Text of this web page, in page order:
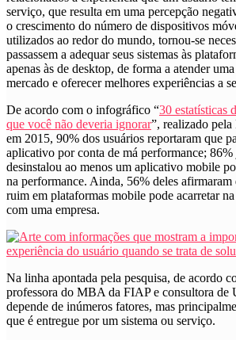
serviço, que resulta em uma percepção
o crescimento do número de dispositivos
utilizados ao redor do mundo, tornou-se
passassem a adequar seus sistemas às
apenas às de desktop, de forma a atender
mercado e oferecer melhores experiências a
De acordo com o infográfico “30 estatísticas
que você não deveria ignorar”, realizado
em 2015, 90% dos usuários reportaram que
aplicativo por conta de má performance; 86%
desinstalou ao menos um aplicativo mobile
na performance. Ainda, 56% deles afirmaram
ruim em plataformas mobile pode acarretar
com uma empresa.
Na linha apontada pela pesquisa, de acordo
professora do MBA da FIAP e consultora de
depende de inúmeros fatores, mas
que é entregue por um sistema ou serviço.